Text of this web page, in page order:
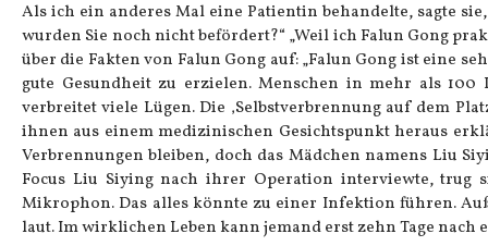
Als ich ein anderes Mal eine Patientin behandelte, sagte
wurden Sie noch nicht befördert?“ „Weil ich Falun Gong
über die Fakten von Falun Gong auf: „Falun Gong ist eine
gute Gesundheit zu erzielen. Menschen in mehr als
verbreitet viele Lügen. Die ‚Selbstverbrennung auf dem
ihnen aus einem medizinischen Gesichtspunkt heraus
Verbrennungen bleiben, doch das Mädchen namens Liu
Focus Liu Siying nach ihrer Operation interviewte,
Mikrophon. Das alles könnte zu einer Infektion führen.
laut. Im wirklichen Leben kann jemand erst zehn Tage